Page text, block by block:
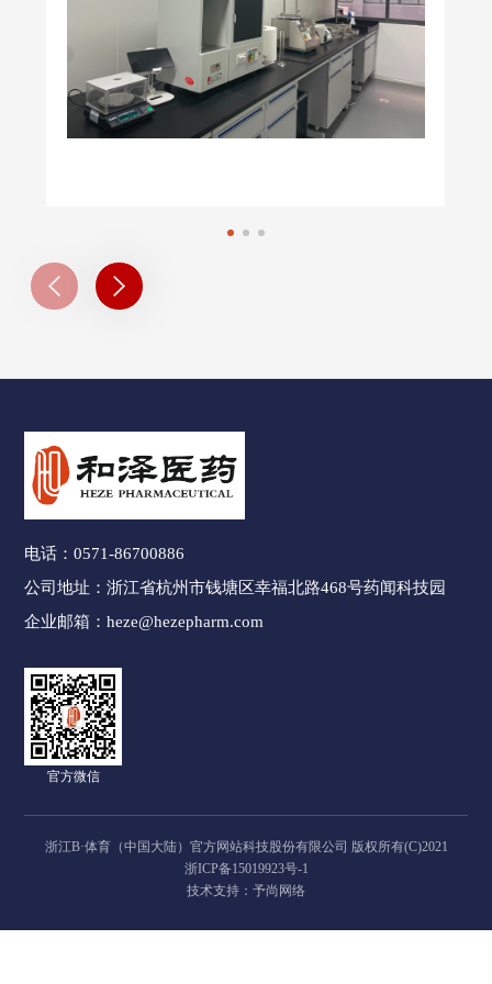
电话：0571-86700886
公司地址：浙江省杭州市钱塘区幸福北路468号药闻科技园
企业邮箱：heze@hezepharm.com
官方微信
浙江B·体育（中国大陆）官方网站科技股份有限公司 版权所有(C)2021
浙ICP备15019923号-1
技术支持：予尚网络